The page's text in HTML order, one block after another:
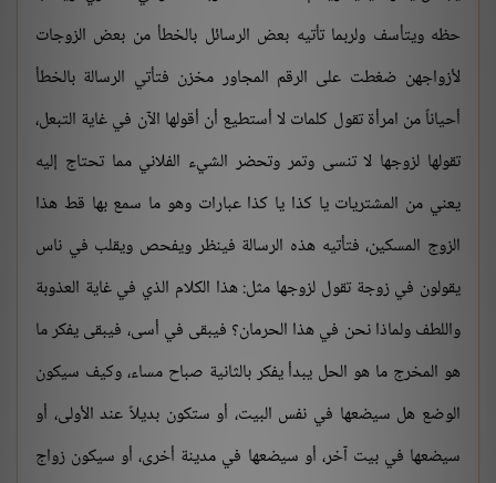
حظه ويتأسف ولربما تأتيه بعض الرسائل بالخطأ من بعض الزوجات
لأزواجهن ضغطت على الرقم المجاور مخزن فتأتي الرسالة بالخطأ
أحياناً من امرأة تقول كلمات لا أستطيع أن أقولها الآن في غاية التبعل،
تقولها لزوجها لا تنسى وتمر وتحضر الشيء الفلاني مما تحتاج إليه
يعني من المشتريات يا كذا يا كذا عبارات وهو ما سمع بها قط هذا
الزوج المسكين، فتأتيه هذه الرسالة فينظر ويفحص ويقلب في ناس
يقولون في زوجة تقول لزوجها مثل: هذا الكلام الذي في غاية العذوبة
واللطف ولماذا نحن في هذا الحرمان؟ فيبقى في أسى، فيبقى يفكر ما
هو المخرج ما هو الحل يبدأ يفكر بالثانية صباح مساء، وكيف سيكون
الوضع هل سيضعها في نفس البيت، أو ستكون بديلاً عند الأولى، أو
سيضعها في بيت آخر، أو سيضعها في مدينة أخرى، أو سيكون زواج